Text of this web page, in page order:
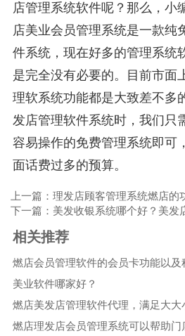
店管理系统软件呢？那么，小
店美业会员管理系统是一款纯
件系统，现在好多的管理系统
是完全没有必要的。目前市面
理软系统功能都是大致差不多
发店管理软件系统时，我们只
容易操作的免费管理系统即可
面话费过多的预算。
上一篇：理发店顾客管理系统燃店的
相关推荐
燃店会员管理软件的会员卡功能以及
美业软件哪家好？
燃店理发店会员管理系统可以帮助门